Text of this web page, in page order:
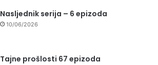
Nasljednik serija – 6 epizoda
10/06/2026
Tajne prošlosti 67 epizoda